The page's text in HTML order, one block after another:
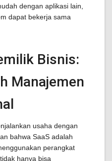
dengan aplikasi lain,
dapat bekerja sama
Bisnis:
Manajemen
usaha dengan
bahwa SaaS adalah
perangkat
hanya bisa